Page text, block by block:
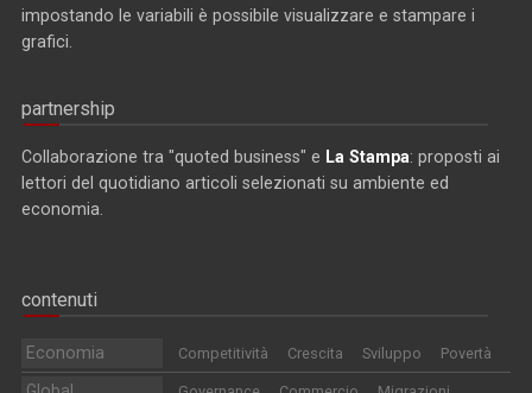
impostando le variabili è possibile visualizzare e stampare i
grafici.
partnership
Collaborazione tra "quoted business" e La Stampa: proposti ai
lettori del quotidiano articoli selezionati su ambiente ed
economia.
contenuti
Economia Competitività Crescita Sviluppo Povertà